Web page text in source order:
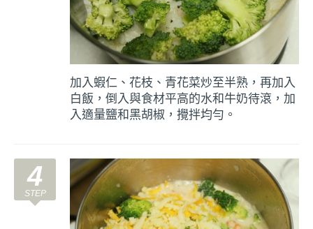
加入蝦仁、花枝、青花菜炒至半熟，再加入
白飯，倒入與食材平高的水和牛奶待滾，加
入適量鹽和黑胡椒，攪拌均勻。
4